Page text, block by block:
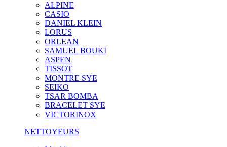
ALPINE
CASIO
DANIEL KLEIN
LORUS
ORLEAN
SAMUEL BOUKI
ASPEN
TISSOT
MONTRE SYE
SEIKO
TSAR BOMBA
BRACELET SYE
VICTORINOX
NETTOYEURS